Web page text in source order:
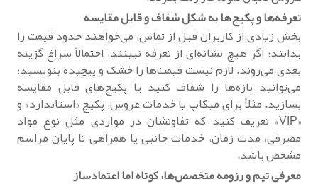
تعرفه‌ها و پکیج‌ها به شکل شفاف و قابل مقایسه
بخش زیادی از کاربران قبل از تماس، می‌خواهند حدود قیمت را
بدانند؛ اگر هیچ نشانه‌ای از تعرفه نبینند، احتمالاً سراغ گزینه
بعدی می‌روند. لازم نیست قیمت‌ها را خشک و پیچیده بنویسید؛
می‌توانید بازه‌ها را شفاف کنید یا پکیج‌های قابل مقایسه
بسازید. مثلاً برای میکاپ یا خدمات عروس، پکیج «استاندارد» و
«VIP» تعریف کنید که تفاوتشان در مواردی مثل نوع مواد
مصرفی، مدت زمان، خدمات جانبی یا همراهی تا پایان مراسم
مشخص باشد.
معرفی تیم و رزومه متخصص‌ها، کوتاه اما اعتمادساز